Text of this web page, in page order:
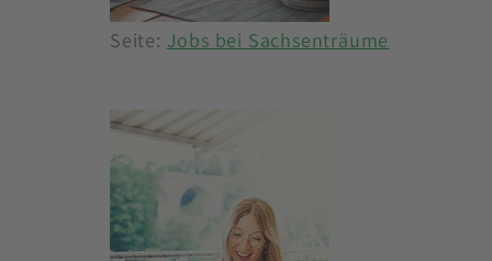
Seite: Jobs bei Sachsenträume